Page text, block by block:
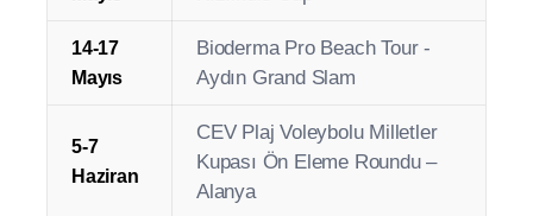
Tarih Organizasyon
Nisan
Bioderma Pro Beach Tour -
Alanya Grand Slam
Alanya Beach Volleyball